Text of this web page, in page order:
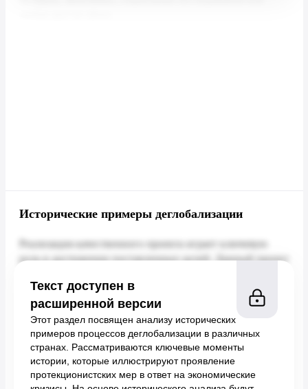
Исторические примеры деглобализации
Текст доступен в
расширенной версии
Этот раздел посвящен анализу исторических
примеров процессов деглобализации в различных
странах. Рассматриваются ключевые моменты
истории, которые иллюстрируют проявление
протекционистских мер в ответ на экономические